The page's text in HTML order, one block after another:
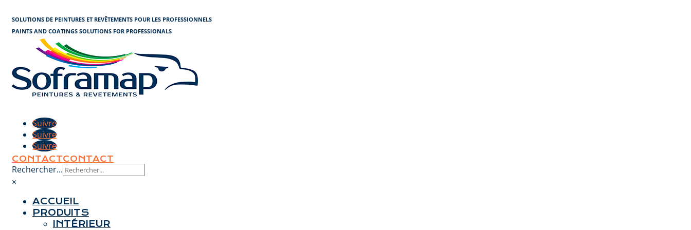
SOLUTIONS DE PEINTURES ET REVÊTEMENTS POUR LES PROFESSIONNELS
PAINTS AND COATINGS SOLUTIONS FOR PROFESSIONALS
Suivre
Suivre
Suivre
CONTACTCONTACT
Rechercher...
×
ACCUEIL
PRODUITS
INTÉRIEUR